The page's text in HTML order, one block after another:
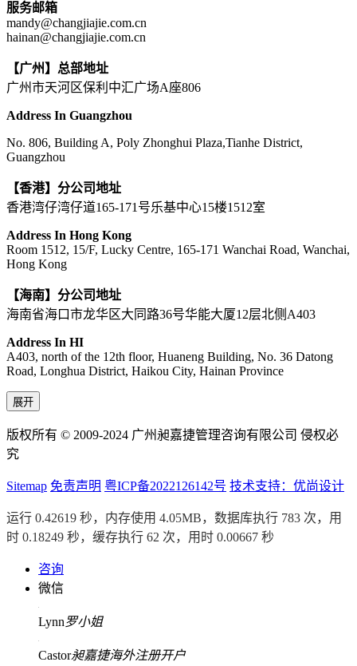
服务邮箱
mandy@changjiajie.com.cn
hainan@changjiajie.com.cn
【广州】总部地址
广州市天河区保利中汇广场A座806
Address In Guangzhou
No. 806, Building A, Poly Zhonghui Plaza,Tianhe District,
Guangzhou
【香港】分公司地址
香港湾仔湾仔道165-171号乐基中心15楼1512室
Address In Hong Kong
Room 1512, 15/F, Lucky Centre, 165-171 Wanchai Road, Wanchai,
Hong Kong
【海南】分公司地址
海南省海口市龙华区大同路36号华能大厦12层北侧A403
Address In HI
A403, north of the 12th floor, Huaneng Building, No. 36 Datong
Road, Longhua District, Haikou City, Hainan Province
展开
版权所有 © 2009-2024 广州昶嘉捷管理咨询有限公司 侵权必
究
Sitemap 免责声明 粤ICP备2022126142号 技术支持：优尚设计
运行 0.42619 秒，内存使用 4.05MB，数据库执行 783 次，用
时 0.18249 秒，缓存执行 62 次，用时 0.00667 秒
咨询
微信
Lynn罗小姐
Castor昶嘉捷海外注册开户